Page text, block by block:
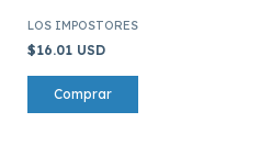
LOS IMPOSTORES
$16.01 USD